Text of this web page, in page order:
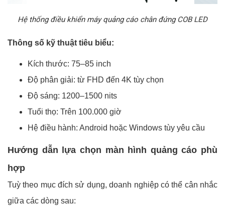
Hệ thống điều khiển máy quảng cáo chân đứng COB LED
Thông số kỹ thuật tiêu biểu:
Kích thước: 75–85 inch
Độ phân giải: từ FHD đến 4K tùy chọn
Độ sáng: 1200–1500 nits
Tuổi thọ: Trên 100.000 giờ
Hệ điều hành: Android hoặc Windows tùy yêu cầu
Hướng dẫn lựa chọn màn hình quảng cáo phù
hợp
Tuỳ theo mục đích sử dụng, doanh nghiệp có thể cân nhắc
giữa các dòng sau: